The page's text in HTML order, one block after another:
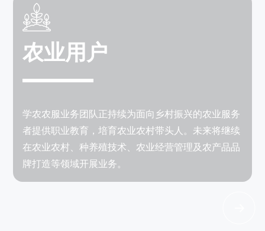
农业用户
学农农服业务团队正持续为面向乡村振兴的农业服务
者提供职业教育，培育农业农村带头人。未来将继续
在农业农村、种养殖技术、农业经营管理及农产品品
牌打造等领域开展业务。